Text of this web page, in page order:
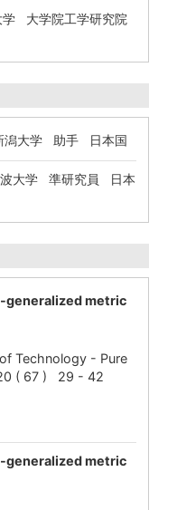
大学院工学研究院
潟大学 助手 日本国
大学 準研究員 日本
generalized metric
Technology - Pure
( 67 ) 29 - 42
generalized metric